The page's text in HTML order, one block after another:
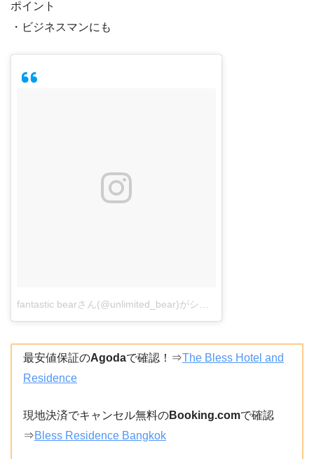
ポイント
・ビジネスマンにも
fantastic bearさん(@unlimited_bear)がシェアした投稿
最安値保証のAgodaで確認！⇒The Bless Hotel and
Residence
現地決済でキャンセル無料のBooking.comで確認
⇒Bless Residence Bangkok